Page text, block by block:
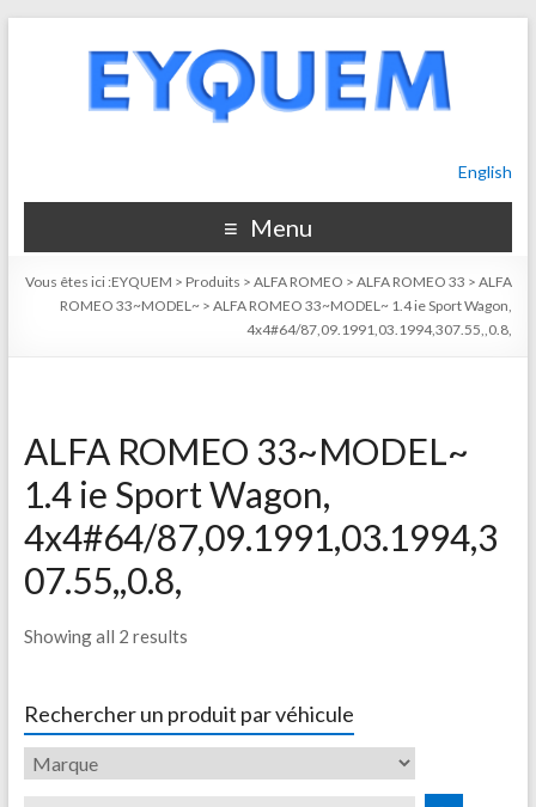
English
Menu
Vous êtes ici :EYQUEM > Produits >ALFA ROMEO >ALFA ROMEO 33 >ALFA
ROMEO 33~MODEL~ >ALFA ROMEO 33~MODEL~ 1.4 ie Sport Wagon,
4x4#64/87,09.1991,03.1994,307.55,,0.8,
ALFA ROMEO 33~MODEL~
1.4 ie Sport Wagon,
4x4#64/87,09.1991,03.1994,3
07.55,,0.8,
Showing all 2 results
Rechercher un produit par véhicule